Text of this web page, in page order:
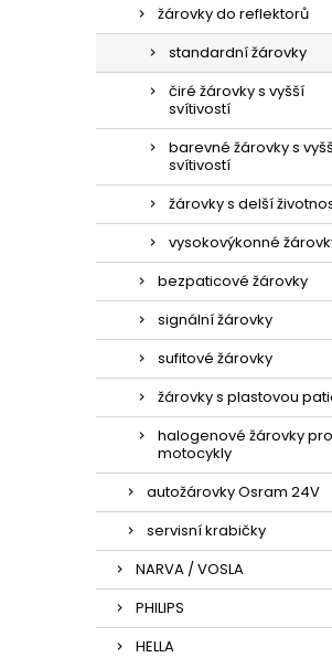
žárovky do reflektorů
standardní žárovky
čiré žárovky s vyšší
svítivostí
barevné žárovky s
svítivostí
žárovky s delší
vysokovýkonné
bezpaticové žárovky
signální žárovky
sufitové žárovky
žárovky s plastovou
halogenové žárovky pro
motocykly
autožárovky Osram 24V
servisní krabičky
NARVA / VOSLA
PHILIPS
HELLA